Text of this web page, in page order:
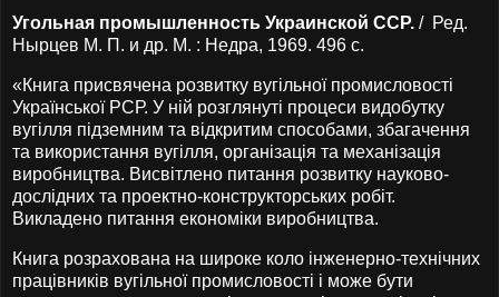
Угольная промышленность Украинской ССР. / Ред.
Нырцев М. П. и др. М. : Недра, 1969. 496 с.
«Книга присвячена розвитку вугільної промисловості
Української РСР. У ній розглянуті процеси видобутку
вугілля підземним та відкритим способами, збагачення
та використання вугілля, організація та механізація
виробництва. Висвітлено питання розвитку науково-
дослідних та проектно-конструкторських робіт.
Викладено питання економіки виробництва.
Книга розрахована на широке коло інженерно-технічних
працівників вугільної промисловості і може бути